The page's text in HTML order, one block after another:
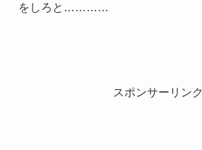
をしろと…………
スポンサーリンク